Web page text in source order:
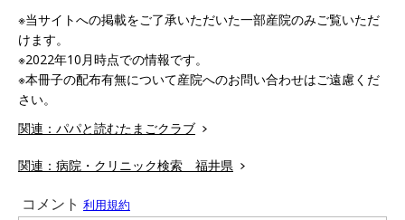
※当サイトへの掲載をご了承いただいた一部産院のみご覧いただ
けます。
※2022年10月時点での情報です。
※本冊子の配布有無について産院へのお問い合わせはご遠慮くだ
さい。
関連：パパと読むたまごクラブ
関連：病院・クリニック検索 福井県